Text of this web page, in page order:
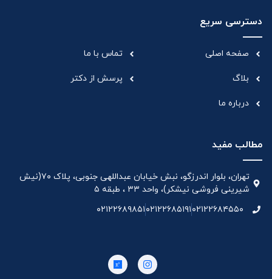
دسترسی سریع
صفحه اصلی
بلاگ
درباره ما
تماس با ما
پرسش از دکتر
مطالب مفید
تهران، بلوار اندرزگو، نبش خیابان عبداللهی جنوبی، پلاک ۷۰(نیش
شیرینی فروشی نیشکر)، واحد ۳۳ ، طبقه ۵
۰۲۱۲۲۶۸۴۵۵۰۰۲۱۲۲۶۸۵۱۹۱۰۲۱۲۲۶۸۹۸۵۱